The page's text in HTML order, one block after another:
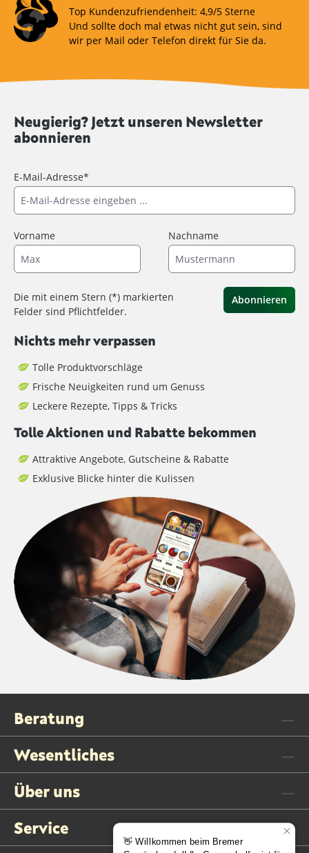
Top Kundenzufriendenheit: 4,9/5 Sterne
Und sollte doch mal etwas nicht gut sein, sind
wir per Mail oder Telefon direkt für Sie da.
Neugierig? Jetzt unseren Newsletter
abonnieren
E-Mail-Adresse*
Vorname Nachname
Die mit einem Stern (*) markierten
Felder sind Pflichtfelder.
Abonnieren
Nichts mehr verpassen
Tolle Produktvorschläge
Frische Neuigkeiten rund um Genuss
Leckere Rezepte, Tipps & Tricks
Tolle Aktionen und Rabatte bekommen
Attraktive Angebote, Gutscheine & Rabatte
Exklusive Blicke hinter die Kulissen
Beratung
Wesentliches
Über uns
Service